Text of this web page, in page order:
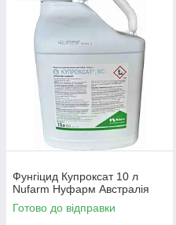
Фунгіцид Купроксат 10 л
Nufarm Нуфарм Австралія
Готово до відправки